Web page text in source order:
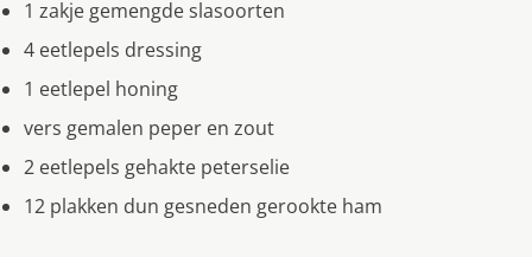
1 zakje gemengde slasoorten
4 eetlepels dressing
1 eetlepel honing
vers gemalen peper en zout
2 eetlepels gehakte peterselie
12 plakken dun gesneden gerookte ham